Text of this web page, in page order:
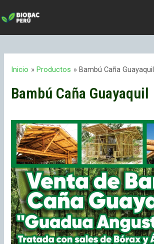
Inicio Productos Bambú Caña Guayaquil
Bambú Caña Guayaquil